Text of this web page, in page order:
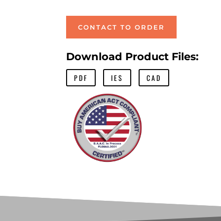
CONTACT TO ORDER
Download Product Files:
PDF IES CAD